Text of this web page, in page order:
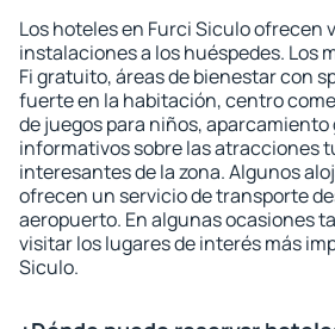
Los hoteles en Furci Siculo ofrecen
instalaciones a los huéspedes. Los
Fi gratuito, áreas de bienestar con
fuerte en la habitación, centro
de juegos para niños,
informativos sobre las atracciones
interesantes de la zona. Algunos
ofrecen un servicio de transporte
aeropuerto. En algunas ocasiones
visitar los lugares de interés más
Siculo.